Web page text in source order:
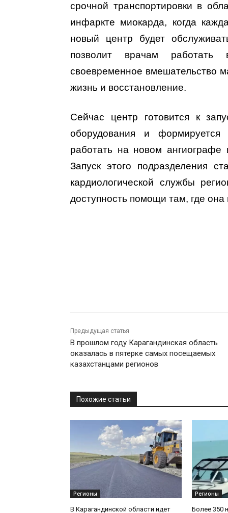
срочной транспортировки в
инфаркте миокарда, когда
новый центр будет
позволит врачам работать
своевременное вмешательство
жизнь и восстановление.
Сейчас центр готовится к
оборудования и формируется
работать на новом ангиографе
Запуск этого подразделения
кардиологической службы
доступность помощи там, где
Предыдущая статья
В прошлом году Карагандинская область
оказалась в пятерке самых посещаемых
казахстанцами регионов
Похожие статьи
Регионы
В Карагандинской области идет
Регионы
Более 350